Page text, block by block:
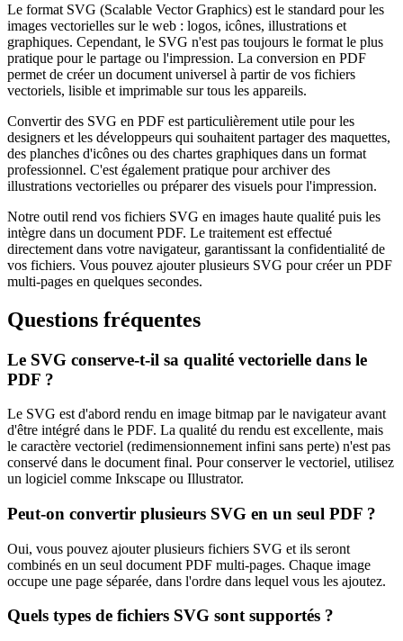
Le format SVG (Scalable Vector Graphics) est le standard pour les
images vectorielles sur le web : logos, icônes, illustrations et
graphiques. Cependant, le SVG n'est pas toujours le format le plus
pratique pour le partage ou l'impression. La conversion en PDF
permet de créer un document universel à partir de vos fichiers
vectoriels, lisible et imprimable sur tous les appareils.
Convertir des SVG en PDF est particulièrement utile pour les
designers et les développeurs qui souhaitent partager des maquettes,
des planches d'icônes ou des chartes graphiques dans un format
professionnel. C'est également pratique pour archiver des
illustrations vectorielles ou préparer des visuels pour l'impression.
Notre outil rend vos fichiers SVG en images haute qualité puis les
intègre dans un document PDF. Le traitement est effectué
directement dans votre navigateur, garantissant la confidentialité de
vos fichiers. Vous pouvez ajouter plusieurs SVG pour créer un PDF
multi-pages en quelques secondes.
Questions fréquentes
Le SVG conserve-t-il sa qualité vectorielle dans le
PDF ?
Le SVG est d'abord rendu en image bitmap par le navigateur avant
d'être intégré dans le PDF. La qualité du rendu est excellente, mais
le caractère vectoriel (redimensionnement infini sans perte) n'est pas
conservé dans le document final. Pour conserver le vectoriel, utilisez
un logiciel comme Inkscape ou Illustrator.
Peut-on convertir plusieurs SVG en un seul PDF ?
Oui, vous pouvez ajouter plusieurs fichiers SVG et ils seront
combinés en un seul document PDF multi-pages. Chaque image
occupe une page séparée, dans l'ordre dans lequel vous les ajoutez.
Quels types de fichiers SVG sont supportés ?